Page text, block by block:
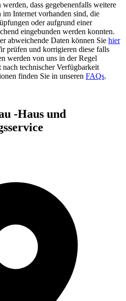
dass gegebenenfalls weitere
Internet vorhanden sind, die
oder aufgrund einer
eingebunden werden konnten.
abweichende Daten können Sie hier
prüfen und korrigieren diese falls
werden von uns in der Regel
technischer Verfügbarkeit
finden Sie in unseren FAQs.
-Haus und